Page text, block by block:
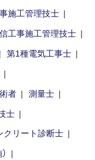
施工管理技士
工事施工管理技士
第1種電気工事士
者
測量士
士
クリート診断士